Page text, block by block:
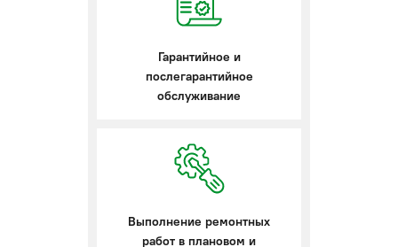
Гарантийное и
послегарантийное
обслуживание
Выполнение ремонтных
работ в плановом и